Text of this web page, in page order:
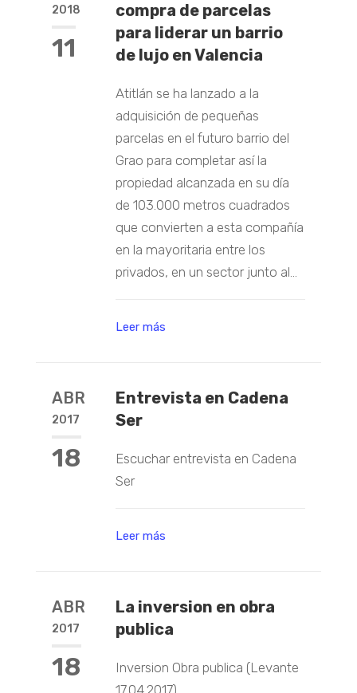
2018
11
compra de parcelas
para liderar un barrio
de lujo en Valencia
Atitlán se ha lanzado a la
adquisición de pequeñas
parcelas en el futuro barrio del
Grao para completar así la
propiedad alcanzada en su día
de 103.000 metros cuadrados
que convierten a esta compañía
en la mayoritaria entre los
privados, en un sector junto al...
Leer más
ABR
2017
18
Entrevista en Cadena
Ser
Escuchar entrevista en Cadena
Ser
Leer más
ABR
2017
18
La inversion en obra
publica
Inversion Obra publica (Levante
17.04.2017)